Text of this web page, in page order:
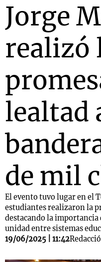
Jorge
realizó
lealtad
de mil
El evento tuvo lugar en el
estudiantes realizaron la
destacando la importancia
unidad entre sistemas
19/06/2025 | 11:42